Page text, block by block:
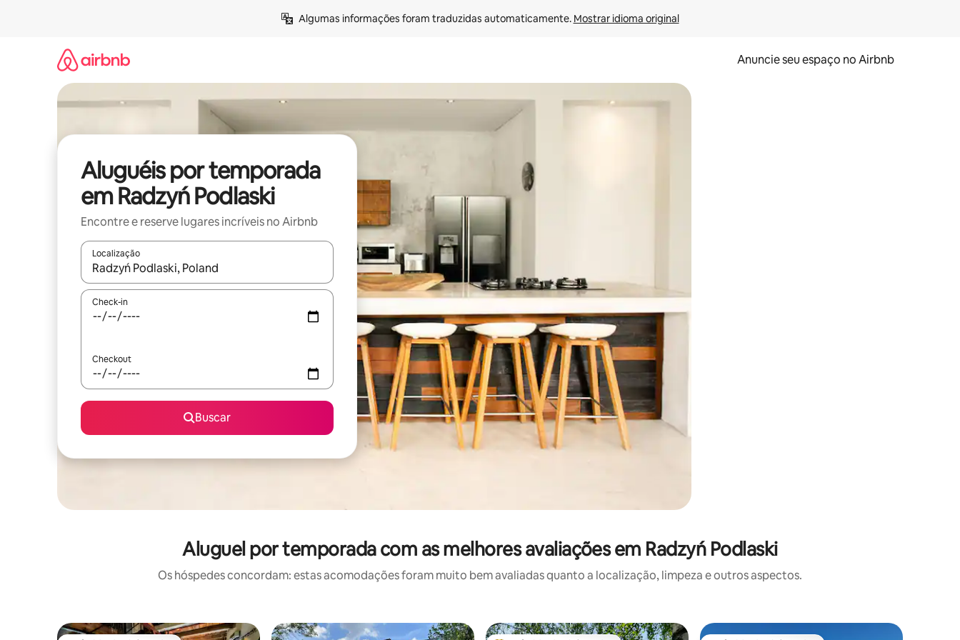
Algumas informações foram traduzidas automaticamente. Mostrar idioma original
Anuncie seu espaço no Airbnb
Aluguéis por temporada
em Radzyń Podlaski
Encontre e reserve lugares incríveis no Airbnb
Localização
Quando os resultados estiverem disponíveis, explore-os usando as seta para cima e para baixo do teclado ou tocando e deslizando o dedo na tela.
Check-in
Checkout
Buscar
Aluguel por temporada com as melhores avaliações em Radzyń Podlaski
Os hóspedes concordam: estas acomodações foram muito bem avaliadas quanto a localização, limpeza e outros aspectos.